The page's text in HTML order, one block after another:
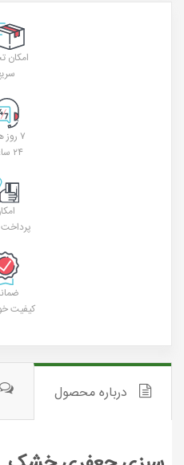
امکان
۷ روز هفته
۲۴ ساعته
کیفیت
درباره محصول